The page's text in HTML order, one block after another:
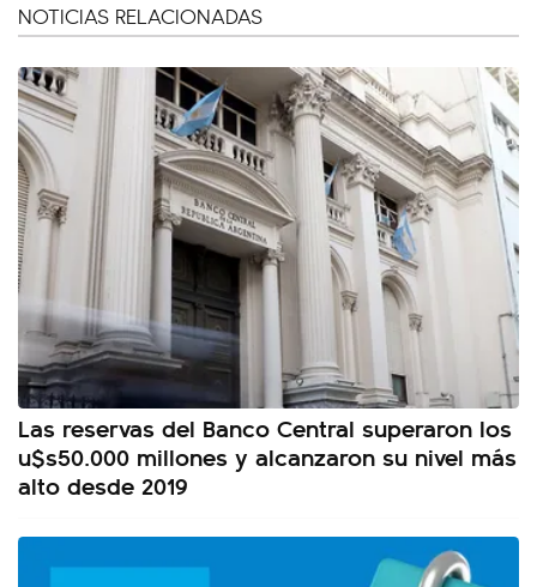
NOTICIAS RELACIONADAS
Las reservas del Banco Central superaron los
u$s50.000 millones y alcanzaron su nivel más
alto desde 2019